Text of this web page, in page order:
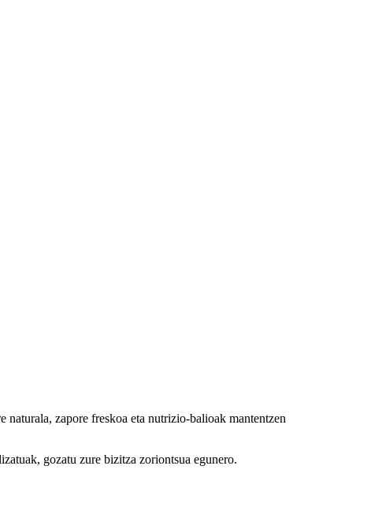
zapore freskoa eta nutrizio-balioak mantentzen
gozatu zure bizitza zoriontsua egunero.